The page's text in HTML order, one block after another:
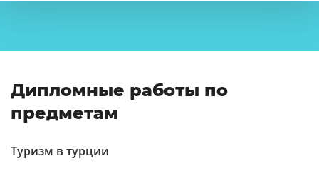
Дипломные работы по
предметам
Туризм в турции